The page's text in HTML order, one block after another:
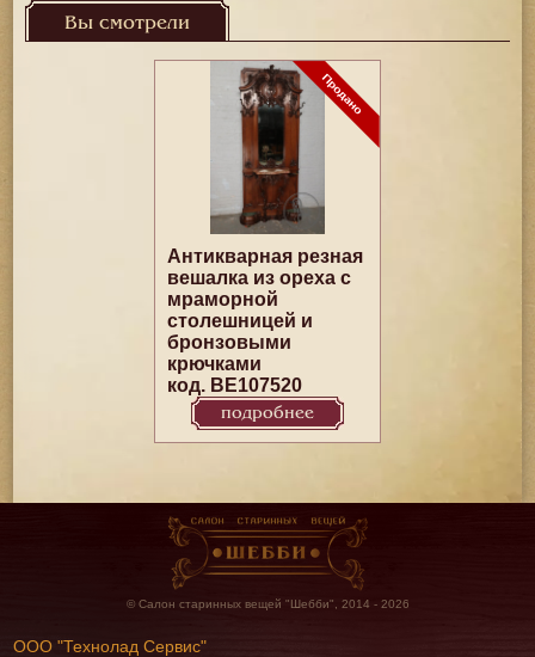
Вы смотрели
Антикварная резная
вешалка из ореха с
мраморной
столешницей и
бронзовыми
крючками
код. BE107520
подробнее
© Салон старинных вещей "Шебби", 2014 - 2026
ООО "Технолад Сервис"